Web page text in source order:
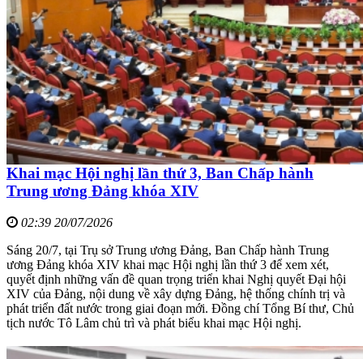
Khai mạc Hội nghị lần thứ 3, Ban Chấp hành
Trung ương Đảng khóa XIV
02:39 20/07/2026
Sáng 20/7, tại Trụ sở Trung ương Đảng, Ban Chấp hành Trung
ương Đảng khóa XIV khai mạc Hội nghị lần thứ 3 để xem xét,
quyết định những vấn đề quan trọng triển khai Nghị quyết Đại hội
XIV của Đảng, nội dung về xây dựng Đảng, hệ thống chính trị và
phát triển đất nước trong giai đoạn mới. Đồng chí Tổng Bí thư, Chủ
tịch nước Tô Lâm chủ trì và phát biểu khai mạc Hội nghị.